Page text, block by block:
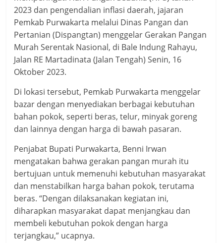
2023 dan pengendalian inflasi daerah, jajaran
Pemkab Purwakarta melalui Dinas Pangan dan
Pertanian (Dispangtan) menggelar Gerakan Pangan
Murah Serentak Nasional, di Bale Indung Rahayu,
Jalan RE Martadinata (Jalan Tengah) Senin, 16
Oktober 2023.
Di lokasi tersebut, Pemkab Purwakarta menggelar
bazar dengan menyediakan berbagai kebutuhan
bahan pokok, seperti beras, telur, minyak goreng
dan lainnya dengan harga di bawah pasaran.
Penjabat Bupati Purwakarta, Benni Irwan
mengatakan bahwa gerakan pangan murah itu
bertujuan untuk memenuhi kebutuhan masyarakat
dan menstabilkan harga bahan pokok, terutama
beras. “Dengan dilaksanakan kegiatan ini,
diharapkan masyarakat dapat menjangkau dan
membeli kebutuhan pokok dengan harga
terjangkau,” ucapnya.